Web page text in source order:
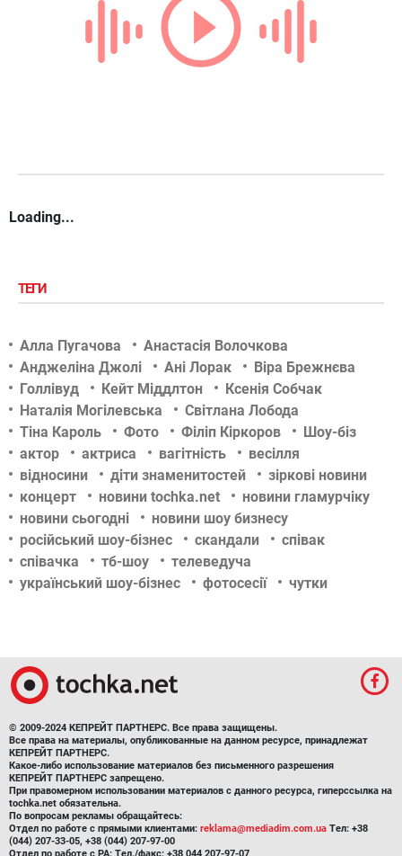
Loading...
ТЕГИ
Алла Пугачова
Анастасія Волочкова
Анджеліна Джолі
Ані Лорак
Віра Брежнєва
Голлівуд
Кейт Міддлтон
Ксенія Собчак
Наталія Могілевська
Світлана Лобода
Тіна Кароль
Фото Філіп Кіркоров
Шоу-біз
актор
актриса вагітність
весілля
відносини
діти знаменитостей
зіркові новини
концерт
новини tochka.net
новини гламурчіку
новини сьогодні
новини шоу бизнесу
російський шоу-бізнес
скандали
співак
співачка
тб-шоу
телеведуча
український шоу-бізнес
фотосесії чутки
© 2009-2024 КЕПРЕЙТ ПАРТНЕРС. Все права защищены.
Все права на материалы, опубликованные на данном ресурсе, принадлежат
КЕПРЕЙТ ПАРТНЕРС.
Какое-либо использование материалов без письменного разрешения
КЕПРЕЙТ ПАРТНЕРС запрещено.
При правомерном использовании материалов с данного ресурса, гиперссылка на
tochka.net обязательна.
По вопросам рекламы обращайтесь:
Отдел по работе с прямыми клиентами: reklama@mediadim.com.ua Тел: +38
(044) 207-33-05, +38 (044) 207-97-00
Отдел по работе с РА: Тел./факс: +38 044 207-97-07